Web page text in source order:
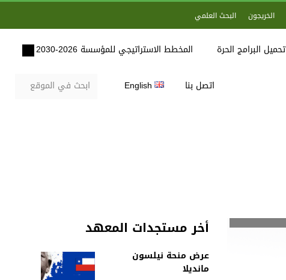
الخريجون البحث العلمي
تحميل البرامج الحرة المخطط الاستراتيجي للمؤسسة 2026-2030
اتصل بنا English
أخر مستجدات المعهد
عرض منحة نيلسون
مانديلا